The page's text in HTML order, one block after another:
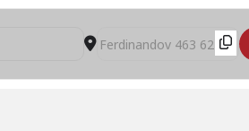
turnaje [] Destination Address - 9.